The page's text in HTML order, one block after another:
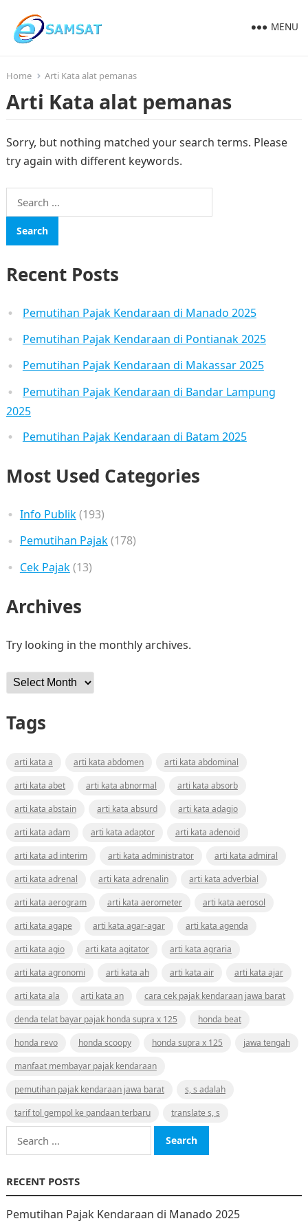
MENU
Home Arti Kata alat pemanas
Arti Kata alat pemanas
Sorry, but nothing matched your search terms. Please
try again with different keywords.
Search
for:
Recent Posts
Pemutihan Pajak Kendaraan di Manado 2025
Pemutihan Pajak Kendaraan di Pontianak 2025
Pemutihan Pajak Kendaraan di Makassar 2025
Pemutihan Pajak Kendaraan di Bandar Lampung
2025
Pemutihan Pajak Kendaraan di Batam 2025
Most Used Categories
Info Publik(193)
Pemutihan Pajak(178)
Cek Pajak(13)
Archives
Try looking in the monthly archives.
Archives
Tags
arti kata a arti kata abdomen
arti kata abdominal
arti kata abet
arti kata abnormal
arti kata absorb
arti kata abstain
arti kata absurd
arti kata adagio
arti kata adam
arti kata adaptor
arti kata adenoid
arti kata ad interim
arti kata administrator
arti kata admiral
arti kata adrenal
arti kata adrenalin
arti kata adverbial
arti kata aerogram
arti kata aerometer
arti kata aerosol
arti kata agape
arti kata agar-agar
arti kata agenda
arti kata agio
arti kata agitator
arti kata agraria
arti kata agronomi
arti kata ah arti kata air
arti kata ajar
arti kata ala
arti kata an
cara cek pajak kendaraan jawa barat
denda telat bayar pajak honda supra x 125
honda beat
honda revo
honda scoopy honda supra x 125
jawa tengah
manfaat membayar pajak kendaraan
pemutihan pajak kendaraan jawa barat
s, s adalah
tarif tol gempol ke pandaan terbaru
translate s, s
Search
for:
RECENT POSTS
Pemutihan Pajak Kendaraan di Manado 2025